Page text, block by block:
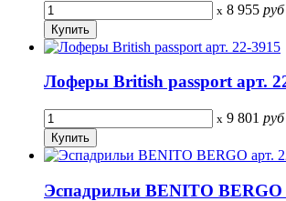
x 8 955 руб
Лоферы British passport арт.
x 9 801 руб
Эспадрильи BENITO BERGO